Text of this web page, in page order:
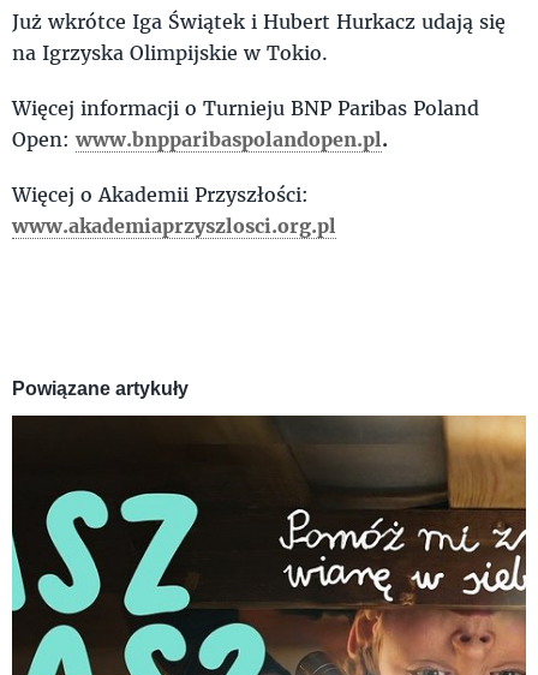
Już wkrótce Iga Świątek i Hubert Hurkacz udają się
na Igrzyska Olimpijskie w Tokio.
Więcej informacji o Turnieju BNP Paribas Poland
Open:www.bnpparibaspolandopen.pl.
Więcej o Akademii Przyszłości:
www.akademiaprzyszlosci.org.pl
Powiązane artykuły